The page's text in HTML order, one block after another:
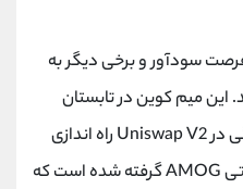
سودآور و برخی دیگر به
این میم کوین در تابستان
نقدینگی در Uniswap V2 راه اندازی
شد. نام این مجله از عبارت اینترنتی AMOG گرفته شده است که